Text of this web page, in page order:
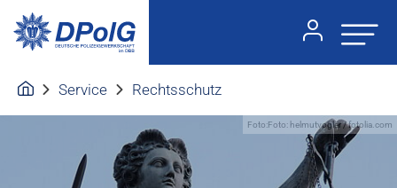
Service Rechtsschutz
Foto:Foto: helmutvogler / fotolia.com